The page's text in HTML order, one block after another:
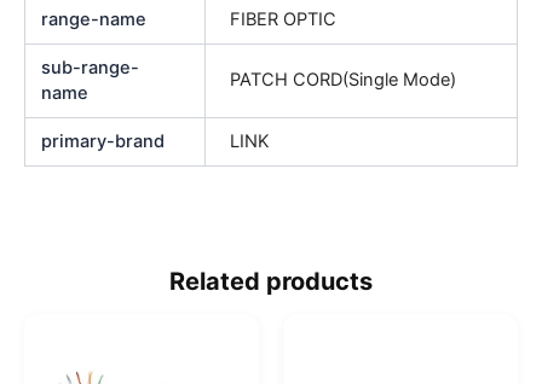
range-name FIBER OPTIC
sub-range-
name
PATCH CORD(Single Mode)
primary-brand LINK
Related products